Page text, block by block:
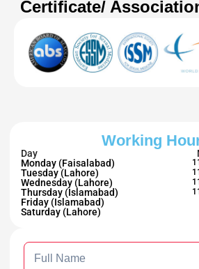
Certificate/
Working
Day
Monday (Faisalabad)
Tuesday (Lahore)
Wednesday (Lahore)
Thursday (Islamabad)
Friday (Islamabad)
Saturday (Lahore)